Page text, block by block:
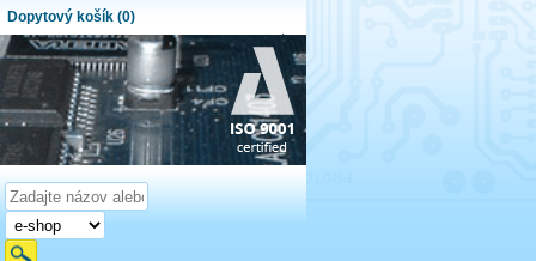
Dopytový košík (0)
košík je prázdny!
Obsah košíka
produktov:0